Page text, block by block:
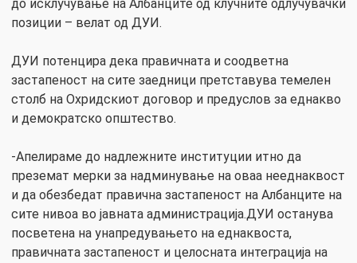
до исклучување на Албанците од клучните одлучувачки
позиции – велат од ДУИ.
ДУИ потенцира дека правичната и соодветна
застапеност на сите заедници претставува темелен
столб на Охридскиот договор и предуслов за еднакво
и демократско општество.
-Апелираме до надлежните институции итно да
преземат мерки за надминување на оваа нееднаквост
и да обезбедат правична застапеност на Албанците на
сите нивоа во јавната администрација.ДУИ останува
посветена на унапредувањето на еднаквоста,
правичната застапеност и целосната интеграција на